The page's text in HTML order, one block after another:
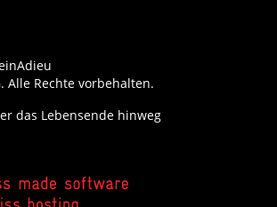
Alle Rechte vorbehalten.
das Lebensende hinweg